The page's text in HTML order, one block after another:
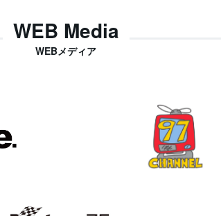
WEB Media
WEBメディア